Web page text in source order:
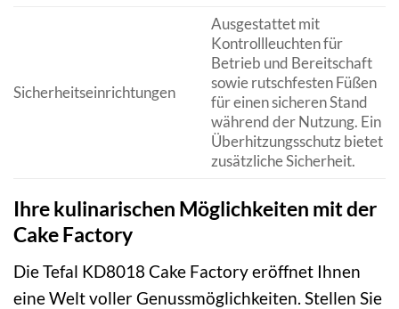
Sicherheitseinrichtungen
Ausgestattet mit
Kontrollleuchten für
Betrieb und Bereitschaft
sowie rutschfesten Füßen
für einen sicheren Stand
während der Nutzung. Ein
Überhitzungsschutz bietet
zusätzliche Sicherheit.
Ihre kulinarischen Möglichkeiten mit der
Cake Factory
Die Tefal KD8018 Cake Factory eröffnet Ihnen
eine Welt voller Genussmöglichkeiten. Stellen Sie